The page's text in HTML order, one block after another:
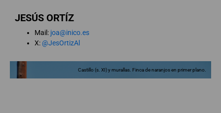
JESÚS ORTÍZ
Mail: joa@inico.es
X:@JesOrtizAl
Castillo (s. XI) y murallas. Finca de naranjos en primer plano.